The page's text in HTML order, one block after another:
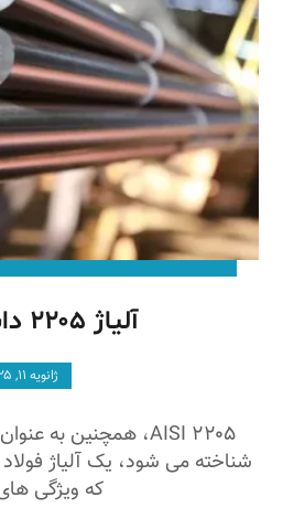
آلیاژ ۲۲۰۵ دابلکس
ژانویه ۱۱, ۲۰۲۵
شناخته می شود، یک آلیاژ
که ویژگی